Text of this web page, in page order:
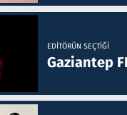
EDITÖRÜN SEÇTIĞI
Gaziantep